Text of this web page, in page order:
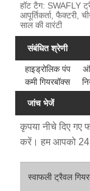
हॉट टैग: SWAFLY
आपूर्तिकर्ता, फैक्टरी,
साल की वारंटी
संबंधित श्रेणी
हाइड्रोलिक पंप
कमी गियरबॉक्स
जांच भेजें
कृपया नीचे दिए गए
करें। हम आपको 24